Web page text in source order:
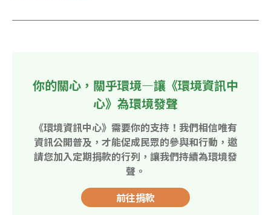
你的關心，關乎環境—讓《環境資訊中
心》為環境發聲
《環境資訊中心》需要你的支持！我們相信唯有
資訊公開普及，才能促成民眾的參與和行動，邀
請您加入定期捐款的行列，讓我們持續為環境發
聲。
前往捐款